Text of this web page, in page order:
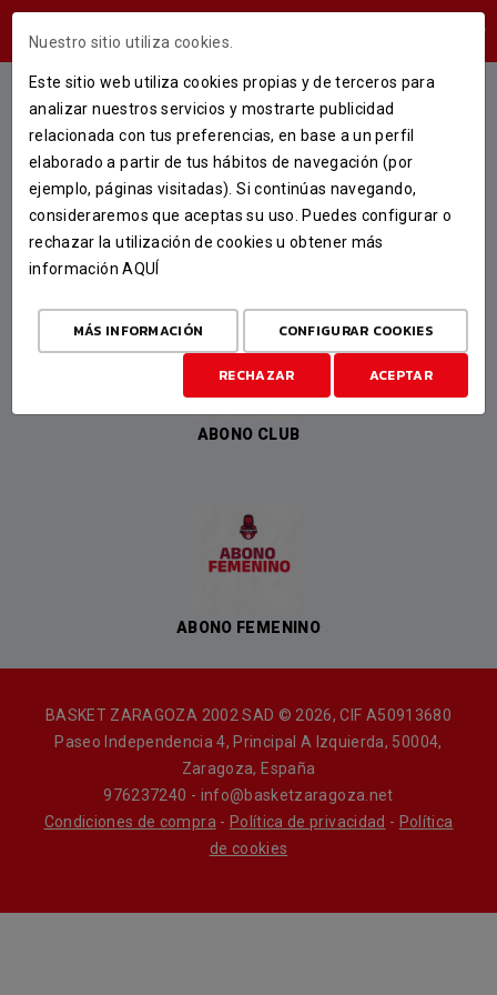
SELECCIÓN DE COMPETICIÓN
Seleccione la competición para la que quiere comprar
abonos.
ABONO CLUB
ABONO FEMENINO
BASKET ZARAGOZA 2002 SAD © 2026, CIF A50913680
Paseo Independencia 4, Principal A Izquierda, 50004,
Zaragoza, España
976237240 - info@basketzaragoza.net
Condiciones de compra - Política de privacidad - Política
de cookies
Nuestro sitio utiliza cookies.
Este sitio web utiliza cookies propias y de terceros para
analizar nuestros servicios y mostrarte publicidad
relacionada con tus preferencias, en base a un perfil
elaborado a partir de tus hábitos de navegación (por
ejemplo, páginas visitadas). Si continúas navegando,
consideraremos que aceptas su uso. Puedes configurar o
rechazar la utilización de cookies u obtener más
informaciónAQUÍ
MÁS INFORMACIÓN CONFIGURAR COOKIES
RECHAZAR ACEPTAR